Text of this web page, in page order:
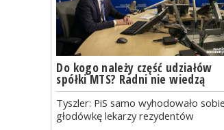
Do kogo należy część udziałów
spółki MTS? Radni nie wiedzą
Tyszler: PiS samo wyhodowało
głodówkę lekarzy rezydentów